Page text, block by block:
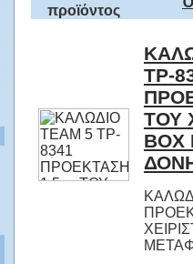
προϊόντος
ΤΟΥ
BOX